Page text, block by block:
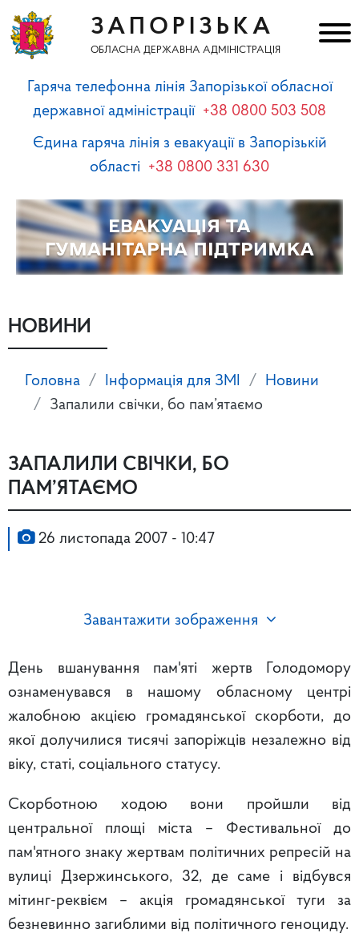
ЗАПОРІЗЬКА
ОБЛАСНА ДЕРЖАВНА АДМІНІСТРАЦІЯ
Гаряча телефонна лінія Запорізької обласної
державної адміністрації +38 0800 503 508
Єдина гаряча лінія з евакуації в Запорізькій
області +38 0800 331 630
НОВИНИ
Головна Інформація для ЗМІ
Новини
Запалили свічки, бо пам’ятаємо
ЗАПАЛИЛИ СВІЧКИ, БО
ПАМ’ЯТАЄМО
26 листопада 2007 - 10:47
Завантажити зображення
День вшанування пам'яті жертв Голодомору
ознаменувався в нашому обласному центрі
жалобною акцією громадянської скорботи, до
якої долучилися тисячі запоріжців незалежно від
віку, статі, соціального статусу.
Скорботною ходою вони пройшли від
центральної площі міста – Фестивальної до
пам'ятного знаку жертвам політичних репресій на
вулиці Дзержинського, 32, де саме і відбувся
мітинг-реквієм – акція громадянської туги за
безневинно загиблими від політичного геноциду.